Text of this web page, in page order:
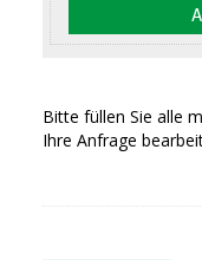
Bitte füllen Sie alle
Ihre Anfrage